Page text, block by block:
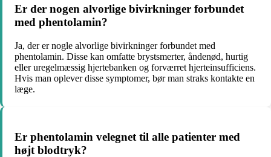
Er der nogen alvorlige bivirkninger forbundet
med phentolamin?
Ja, der er nogle alvorlige bivirkninger forbundet med
phentolamin. Disse kan omfatte brystsmerter, åndenød, hurtig
eller uregelmæssig hjertebanken og forværret hjerteinsufficiens.
Hvis man oplever disse symptomer, bør man straks kontakte en
læge.
Er phentolamin velegnet til alle patienter med
højt blodtryk?